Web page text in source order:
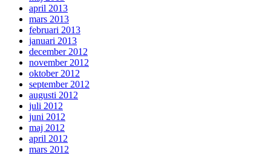
april 2013
mars 2013
februari 2013
januari 2013
december 2012
november 2012
oktober 2012
september 2012
augusti 2012
juli 2012
juni 2012
maj 2012
april 2012
mars 2012